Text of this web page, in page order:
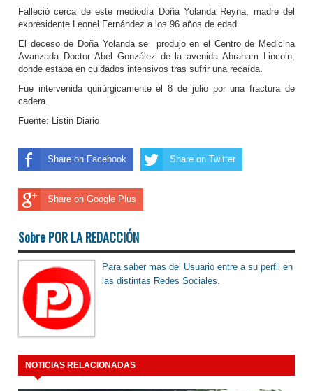
Falleció cerca de este mediodía Doña Yolanda Reyna, madre del
expresidente Leonel Fernández a los 96 años de edad.
El deceso de Doña Yolanda se produjo en el Centro de Medicina
Avanzada Doctor Abel González de la avenida Abraham Lincoln,
donde estaba en cuidados intensivos tras sufrir una recaída.
Fue intervenida quirúrgicamente el 8 de julio por una fractura de
cadera.
Fuente: Listin Diario
Share on Facebook Share on Twitter
Share on Google Plus
Sobre POR LA REDACCIÓN
Para saber mas del Usuario entre a su perfil en
las distintas Redes Sociales.
NOTICIAS RELACIONADAS